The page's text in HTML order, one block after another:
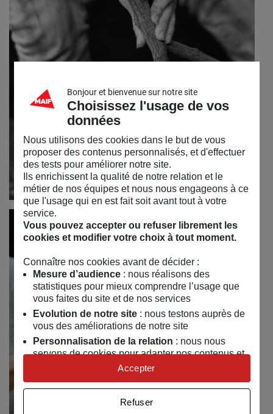
Bonjour et bienvenue sur notre site
Choisissez l'usage de vos
données
Nous utilisons des cookies dans le but de vous
proposer des contenus personnalisés, et d'effectuer
des tests pour améliorer notre site.
Ils enrichissent la qualité de notre relation et le
métier de nos équipes et nous nous engageons à ce
que l'usage qui en est fait soit avant tout à votre
service.
Vous pouvez accepter ou refuser librement les
cookies et modifier votre choix à tout moment.
Connaître nos cookies avant de décider :
Mesure d’audience: nous réalisons des
statistiques pour mieux comprendre l’usage que
vous faites du site et de nos services
Evolution de notre site: nous testons auprès de
vous des améliorations de notre site
Personnalisation de la relation : nous nous
servons de cookies pour adapter nos contenus et
personnaliser nos offres
Univers publicitaire: nous utilisons avec nos
publicités personnalisées
Refuser
Accepter